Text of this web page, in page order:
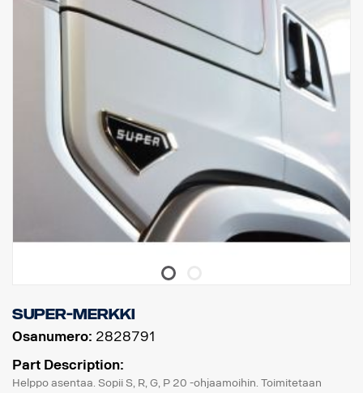
Super-merkki
Osanumero: 2828791
Part Description:
Helppo asentaa. Sopii S, R, G, P 20 -ohjaamoihin. Toimitetaan